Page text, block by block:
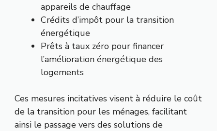
appareils de chauffage
Crédits d’impôt pour la transition
énergétique
Prêts à taux zéro pour financer
l’amélioration énergétique des
logements
Ces mesures incitatives visent à réduire le coût
de la transition pour les ménages, facilitant
ainsi le passage vers des solutions de